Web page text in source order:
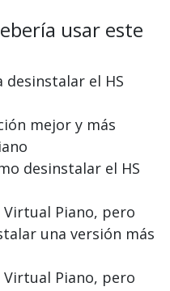
usar este
el HS
mejor y más
desinstalar el HS
Virtual Piano, pero
una versión más
Virtual Piano, pero